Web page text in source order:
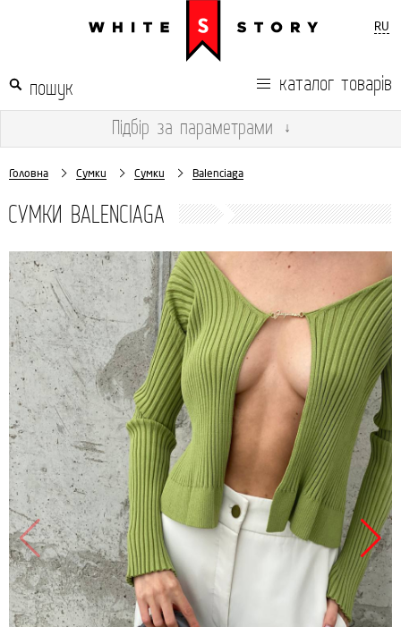
RU
каталог товарів
Підбір за параметрами ↓
Головна Сумки Сумки Balenciaga
СУМКИ BALENCIAGA
Продано